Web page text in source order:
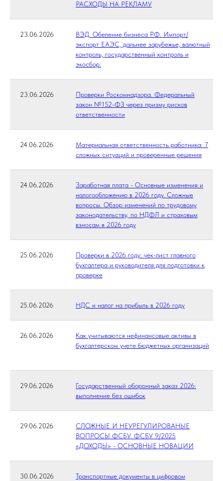
РАСХОДЫ НА РЕКЛАМУ
23.06.2026
ВЭД. Обеление бизнеса РФ. Импорт/
экспорт ЕАЭС, дальнее зарубежье, валютный
контроль, государственный контроль и
экосбор.
23.06.2026
Проверки Роскомнадзора. Федеральный
закон №152-ФЗ через призму рисков
ответственности
24.06.2026
Материальная ответственность работника: 7
сложных ситуаций и проверенные решения
24.06.2026
Заработная плата - Основные изменения и
налогообложению в 2026 году. Сложные
вопросы. Обзор изменений по трудовому
законодательству, по НДФЛ и страховым
взносам в 2026 году
25.06.2026
Проверки в 2026 году: чек-лист главного
бухгалтера и руководителя для подготовки к
проверке
25.06.2026 НДС и налог на прибыль в 2026 году
26.06.2026
Как учитываются нефинансовые активы в
бухгалтерском учете бюджетных организаций
29.06.2026
Государственный оборонный заказ 2026:
выполнение без ошибок
29.06.2026
СЛОЖНЫЕ И НЕУРЕГУЛИРОВАНЫЕ
ВОПРОСЫ ФСБУ. ФСБУ 9/2025
«ДОХОДЫ» - ОСНОВНЫЕ НОВАЦИИ
30.06.2026
Транспортные документы в цифровом